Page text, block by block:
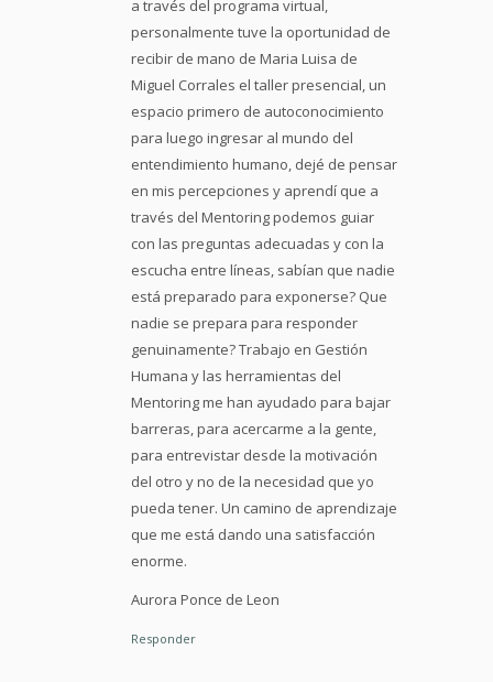
a través del programa virtual,
personalmente tuve la oportunidad de
recibir de mano de Maria Luisa de
Miguel Corrales el taller presencial, un
espacio primero de autoconocimiento
para luego ingresar al mundo del
entendimiento humano, dejé de pensar
en mis percepciones y aprendí que a
través del Mentoring podemos guiar
con las preguntas adecuadas y con la
escucha entre líneas, sabían que nadie
está preparado para exponerse? Que
nadie se prepara para responder
genuinamente? Trabajo en Gestión
Humana y las herramientas del
Mentoring me han ayudado para bajar
barreras, para acercarme a la gente,
para entrevistar desde la motivación
del otro y no de la necesidad que yo
pueda tener. Un camino de aprendizaje
que me está dando una satisfacción
enorme.
Aurora Ponce de Leon
Responder